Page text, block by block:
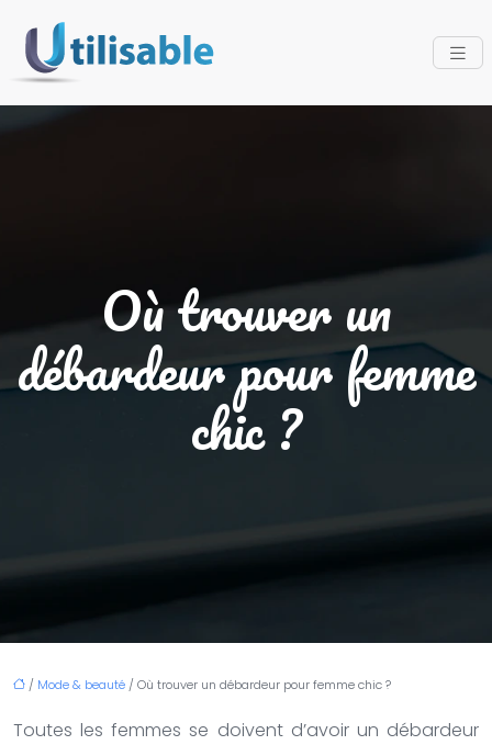
Où trouver un
débardeur pour femme
chic ?
/ Mode & beauté / Où trouver un débardeur pour femme chic ?
Toutes les femmes se doivent d’avoir un débardeur